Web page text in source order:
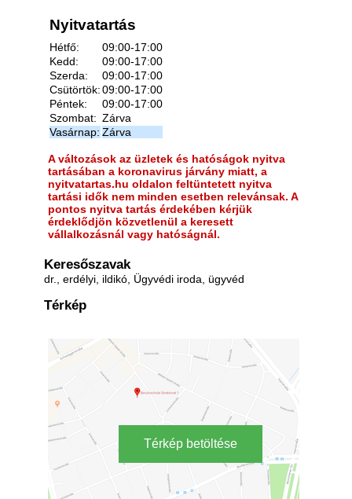
Nyitvatartás
Hétfő:
09:00-17:00
Kedd:
09:00-17:00
Szerda:
09:00-17:00
Csütörtök:09:00-17:00
Péntek:
09:00-17:00
Szombat: Zárva
Vasárnap: Zárva
A változások az üzletek és hatóságok nyitva
tartásában a koronavirus járvány miatt, a
nyitvatartas.hu oldalon feltüntetett nyitva
tartási idők nem minden esetben relevánsak. A
pontos nyitva tartás érdekében kérjük
érdeklődjön közvetlenül a keresett
vállalkozásnál vagy hatóságnál.
Keresőszavak
dr., erdélyi, ildikó, Ügyvédi iroda, ügyvéd
Térkép
Térkép betöltése